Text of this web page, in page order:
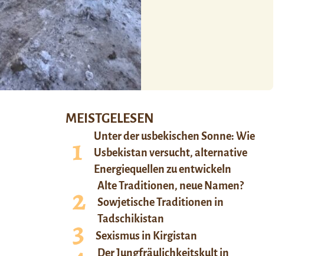
MEISTGELESEN
Unter der usbekischen Sonne: Wie
Usbekistan versucht, alternative
Energiequellen zu entwickeln
Alte Traditionen, neue Namen?
Sowjetische Traditionen in
Tadschikistan
Sexismus in Kirgistan
Der Jungfräulichkeitskult in